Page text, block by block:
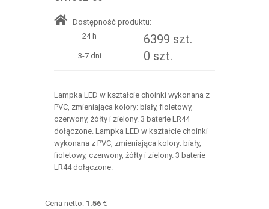
Dostępność produktu:
24 h
6399 szt.
3-7 dni 0 szt.
Lampka LED w kształcie choinki wykonana z
PVC, zmieniająca kolory: biały, fioletowy,
czerwony, żółty i zielony. 3 baterie LR44
dołączone. Lampka LED w kształcie choinki
wykonana z PVC, zmieniająca kolory: biały,
fioletowy, czerwony, żółty i zielony. 3 baterie
LR44 dołączone.
Cena netto: 1.56€